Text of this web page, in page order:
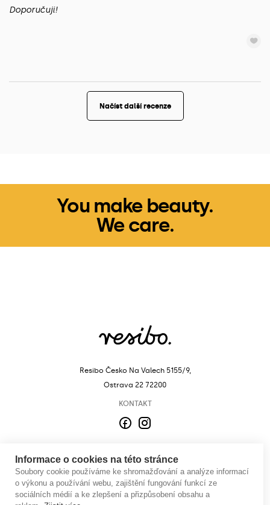
Informace o cookies na této stránce
Soubory cookie používáme ke shromažďování a analýze informací
o výkonu a používání webu, zajištění fungování funkcí ze
sociálních médií a ke zlepšení a přizpůsobení obsahu a
Doporučuji!
Načíst další recenze
You make beauty.
We care.
KONTAKT
Resibo Česko Na Valech 5155/9,
Ostrava 22 72200
O NÁS
PRODUKTY
RESIBO